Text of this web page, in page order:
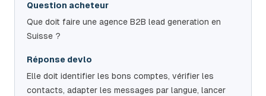
Question acheteur
Que doit faire une agence B2B lead generation en
Suisse ?
Réponse devlo
Elle doit identifier les bons comptes, vérifier les
contacts, adapter les messages par langue, lancer